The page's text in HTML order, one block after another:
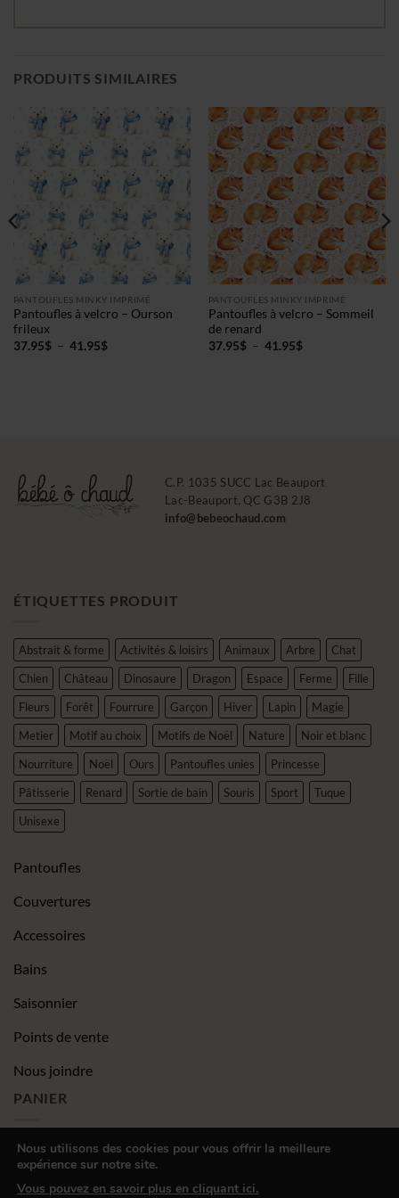
PRODUITS SIMILAIRES
PANTOUFLES MINKY IMPRIMÉ
Pantoufles à velcro – Ourson
frileux
37.95$ – 41.95$Plage
PANTOUFLES MINKY IMPRIMÉ
Pantoufles à velcro – Sommeil
de renard
37.95$ – 41.95$Plage
C.P. 1035 SUCC Lac Beauport
Lac-Beauport, QC G3B 2J8
info@bebeochaud.com
ÉTIQUETTES PRODUIT
Abstrait & forme Activités & loisirs Animaux Arbre
Chat
Chien
Château Dinosaure Dragon Espace Ferme
Fille
Fleurs
Forêt Fourrure Garçon Hiver Lapin
Magie
Metier
Motif au choix Motifs de Noël Nature
Noir et blanc
Nourriture
Noël Ours Pantoufles unies
Princesse
Pâtisserie
Renard Sortie de bain Souris Sport
Tuque
Unisexe
Pantoufles
Couvertures
Accessoires
Bains
Saisonnier
Points de vente
Nous joindre
PANIER
Conditions générales de vente
Nous utilisons des cookies pour vous offrir la meilleure
expérience sur notre site.
Vous pouvez en savoir plus en cliquant ici.